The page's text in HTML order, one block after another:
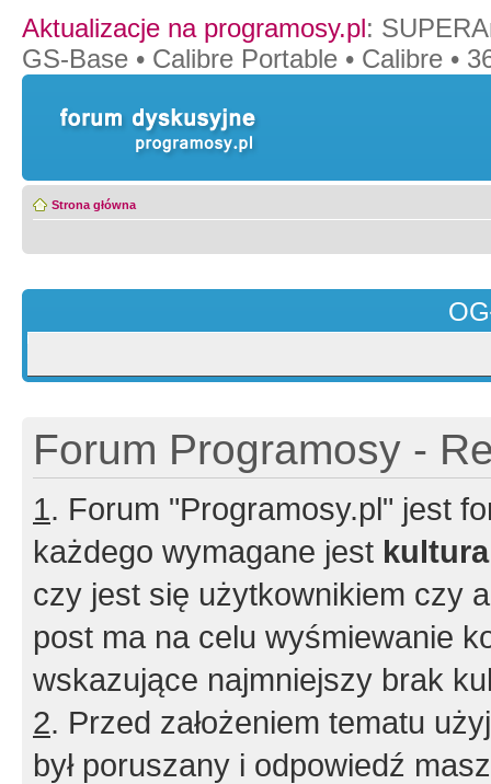
Aktualizacje na programosy.pl:
GS-Base • Calibre Portable • Calibre •
Strona główna
Forum Programosy -
1. Forum "Programosy.pl" jest
każdego wymagane jest
czy jest się użytkownikiem czy
post ma na celu wyśmiewanie
wskazujące najmniejszy brak
2. Przed założeniem tematu
był poruszany i odpowiedź